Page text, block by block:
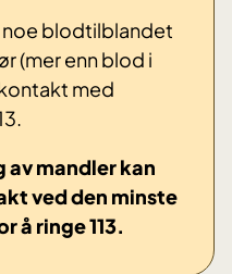
noe blodtilblandet
(mer enn blod i
med
mandler kan
ved den minste
å ringe 113.